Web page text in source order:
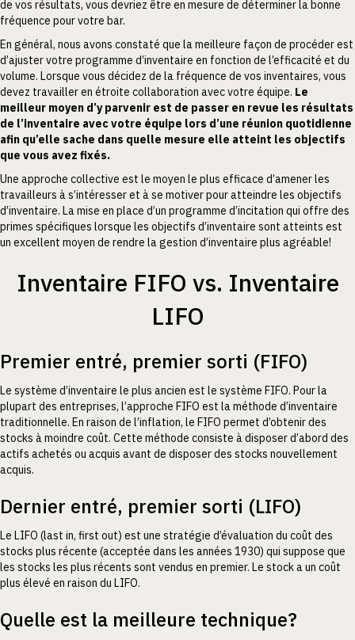
de vos résultats, vous devriez être en mesure de déterminer la bonne
fréquence pour votre bar.
En général, nous avons constaté que la meilleure façon de procéder est
d’ajuster votre programme d’inventaire en fonction de l’efficacité et du
volume. Lorsque vous décidez de la fréquence de vos inventaires, vous
devez travailler en étroite collaboration avec votre équipe. Le
meilleur moyen d’y parvenir est de passer en revue les résultats
de l’inventaire avec votre équipe lors d’une réunion quotidienne
afin qu’elle sache dans quelle mesure elle atteint les objectifs
que vous avez fixés.
Une approche collective est le moyen le plus efficace d’amener les
travailleurs à s’intéresser et à se motiver pour atteindre les objectifs
d’inventaire. La mise en place d’un programme d’incitation qui offre des
primes spécifiques lorsque les objectifs d’inventaire sont atteints est
un excellent moyen de rendre la gestion d’inventaire plus agréable!
Inventaire FIFO vs. Inventaire
LIFO
Premier entré, premier sorti (FIFO)
Le système d’inventaire le plus ancien est le système FIFO. Pour la
plupart des entreprises, l’approche FIFO est la méthode d’inventaire
traditionnelle. En raison de l’inflation, le FIFO permet d’obtenir des
stocks à moindre coût. Cette méthode consiste à disposer d’abord des
actifs achetés ou acquis avant de disposer des stocks nouvellement
acquis.
Dernier entré, premier sorti (LIFO)
Le LIFO (last in, first out) est une stratégie d’évaluation du coût des
stocks plus récente (acceptée dans les années 1930) qui suppose que
les stocks les plus récents sont vendus en premier. Le stock a un coût
plus élevé en raison du LIFO.
Quelle est la meilleure technique?